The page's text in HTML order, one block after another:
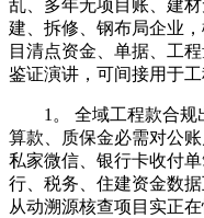
乱、多年无项目账、建
建、拆修、钢布局企业
目清点资金、单据、工
鉴证演讲，可间接用于
1。 全域工程款合规
算款、质保金必需对公
私家微信、银行卡收付
行、税务、住建资金数
从动溯源核查项目实正